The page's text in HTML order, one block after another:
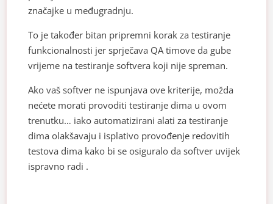
značajke u međugradnju.
To je također bitan pripremni korak za testiranje
funkcionalnosti jer sprječava QA timove da gube
vrijeme na testiranje softvera koji nije spreman.
Ako vaš softver ne ispunjava ove kriterije, možda
nećete morati provoditi testiranje dima u ovom
trenutku… iako automatizirani alati za testiranje
dima olakšavaju i isplativo provođenje redovitih
testova dima kako bi se osiguralo da softver uvijek
ispravno radi .